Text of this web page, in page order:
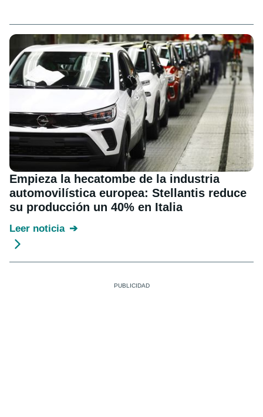
Empieza la hecatombe de la industria
automovilística europea: Stellantis reduce
su producción un 40% en Italia
Leer noticia